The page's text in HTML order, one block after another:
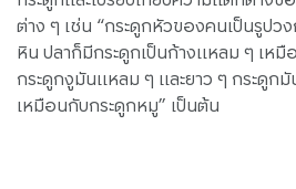
ต่าง ๆ เช่น “กระดูกหัวของคนเป็นรูป
หิน ปลาก็มีกระดูกเป็นก้างแหลม ๆ เห
กระดูกงูมันแหลม ๆ และยาว ๆ กระดูก
เหมือนกับกระดูกหมู” เป็นต้น